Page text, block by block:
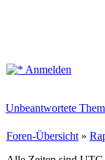
Anmelden
Unbeantwortete
Foren-Übersicht »